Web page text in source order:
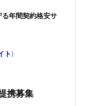
年間契約格安サ
ト)
携募集